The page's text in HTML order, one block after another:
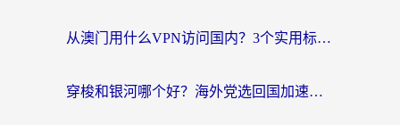
从澳门用什么VPN访问国内？3个实用标准帮你避开坑，无缝刷剧听歌
穿梭和银河哪个好？海外党选回国加速器的避坑指南，附番茄加速器实测体验